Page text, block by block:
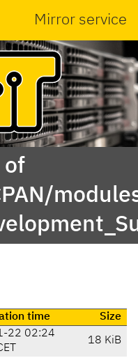
Mirror service
of
time Size
22 02:24
18 KiB